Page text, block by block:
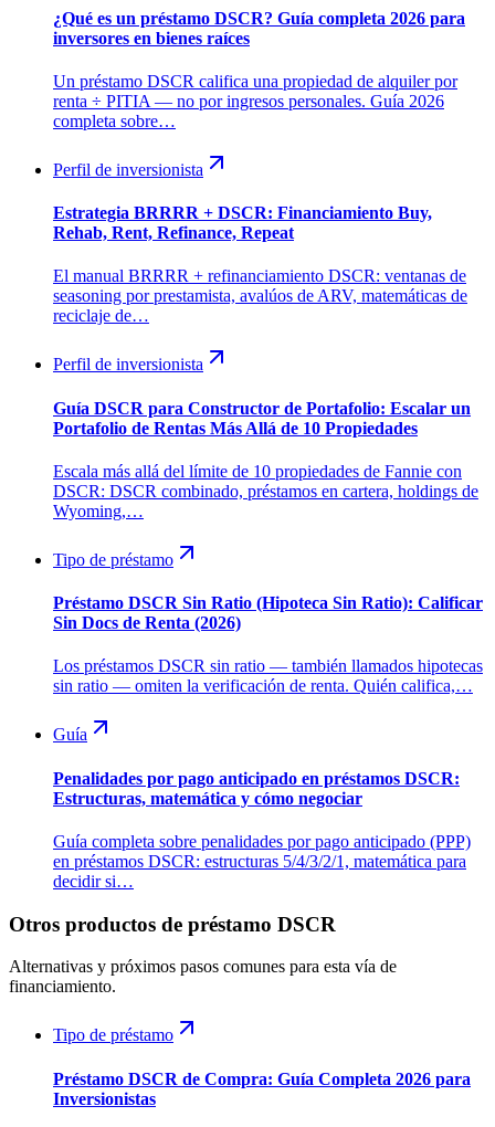
¿Qué es un préstamo DSCR? Guía completa 2026 para
inversores en bienes raíces
Un préstamo DSCR califica una propiedad de alquiler por
renta ÷ PITIA — no por ingresos personales. Guía 2026
completa sobre…
Perfil de inversionista
Estrategia BRRRR + DSCR: Financiamiento Buy,
Rehab, Rent, Refinance, Repeat
El manual BRRRR + refinanciamiento DSCR: ventanas de
seasoning por prestamista, avalúos de ARV, matemáticas de
reciclaje de…
Perfil de inversionista
Guía DSCR para Constructor de Portafolio: Escalar un
Portafolio de Rentas Más Allá de 10 Propiedades
Escala más allá del límite de 10 propiedades de Fannie con
DSCR: DSCR combinado, préstamos en cartera, holdings de
Wyoming,…
Tipo de préstamo
Préstamo DSCR Sin Ratio (Hipoteca Sin Ratio): Calificar
Sin Docs de Renta (2026)
Los préstamos DSCR sin ratio — también llamados hipotecas
sin ratio — omiten la verificación de renta. Quién califica,…
Guía
Penalidades por pago anticipado en préstamos DSCR:
Estructuras, matemática y cómo negociar
Guía completa sobre penalidades por pago anticipado (PPP)
en préstamos DSCR: estructuras 5/4/3/2/1, matemática para
decidir si…
Otros productos de préstamo DSCR
Alternativas y próximos pasos comunes para esta vía de
financiamiento.
Tipo de préstamo
Préstamo DSCR de Compra: Guía Completa 2026 para
Inversionistas